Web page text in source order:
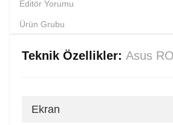
Editör Yorumu
Ürün Grubu
Teknik Özellikler: Asus
Ekran